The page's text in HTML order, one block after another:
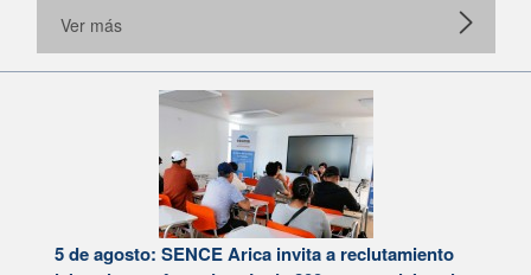
Ver más
5 de agosto: SENCE Arica invita a reclutamiento